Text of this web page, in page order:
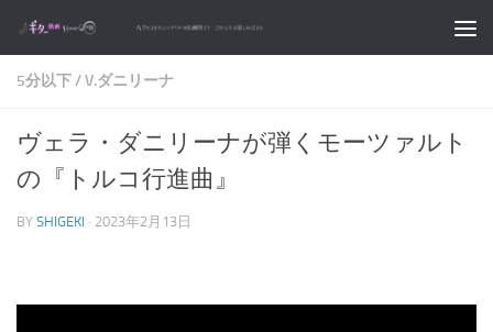
コンテンツへスキップ
5分以下/V.ダニリーナ
ヴェラ・ダニリーナが弾くモーツァルト
の『トルコ行進曲』
BY SHIGEKI · 2023年2月13日